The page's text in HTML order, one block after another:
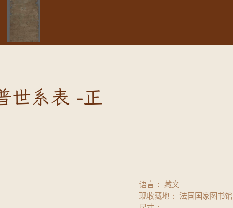
世系表 -正
语言
藏文
现收藏地
法国国家图书馆